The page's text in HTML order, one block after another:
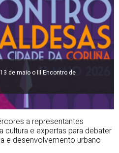
de maio o III Encontro de
a representantes
cultura e expertas para debater
e desenvolvemento urbano